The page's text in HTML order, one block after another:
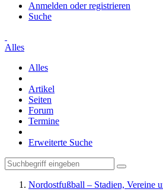
Anmelden oder registrieren
Suche
Alles
Alles
Artikel
Seiten
Forum
Termine
Erweiterte Suche
Nordostfußball – Stadien, Vereine